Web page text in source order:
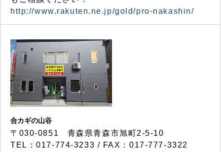
http://www.rakuten.ne.jp/gold/pro-nakashin/
合カギの山谷
〒030-0851 青森県青森市旭町2-5-10
TEL：017-774-3233 / FAX：017-777-3322